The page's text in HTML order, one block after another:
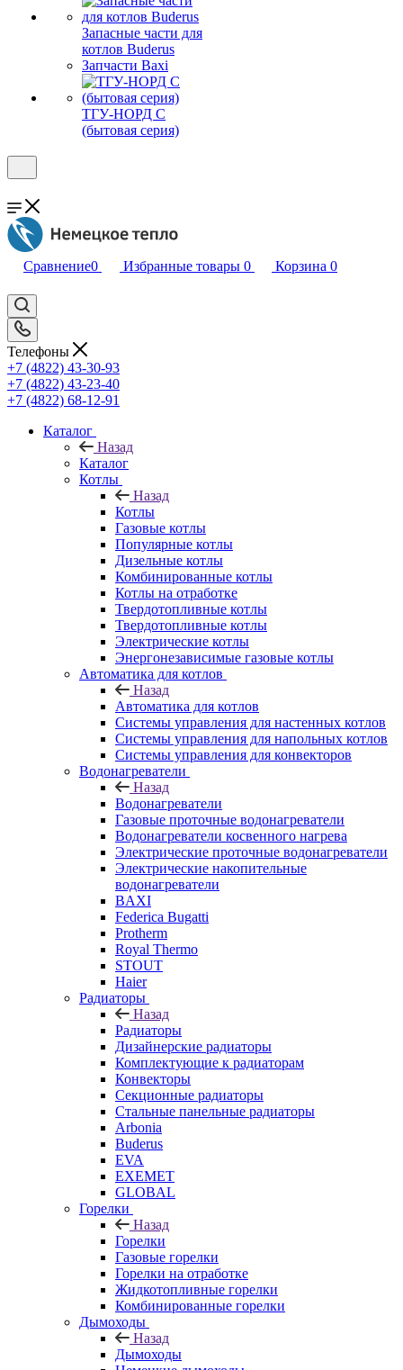
Запасные части для
котлов Buderus
Запчасти Baxi
ТГУ-НОРД С
(бытовая серия)
Сравнение0 Избранные товары 0 Корзина 0
Телефоны
+7 (4822) 43-30-93
+7 (4822) 43-23-40
+7 (4822) 68-12-91
Каталог
Назад
Каталог
Котлы
Назад
Котлы
Газовые котлы
Популярные котлы
Дизельные котлы
Комбинированные котлы
Котлы на отработке
Твердотопливные котлы
Твердотопливные котлы
Электрические котлы
Энергонезависимые газовые котлы
Автоматика для котлов
Назад
Автоматика для котлов
Системы управления для настенных котлов
Системы управления для напольных котлов
Системы управления для конвекторов
Водонагреватели
Назад
Водонагреватели
Газовые проточные водонагреватели
Водонагреватели косвенного нагрева
Электрические проточные водонагреватели
Электрические накопительные
водонагреватели
BAXI
Federica Bugatti
Protherm
Royal Thermo
STOUT
Haier
Радиаторы
Назад
Радиаторы
Дизайнерские радиаторы
Комплектующие к радиаторам
Конвекторы
Секционные радиаторы
Стальные панельные радиаторы
Arbonia
Buderus
EVA
EXEMET
GLOBAL
Горелки
Назад
Горелки
Газовые горелки
Горелки на отработке
Жидкотопливные горелки
Комбинированные горелки
Дымоходы
Назад
Дымоходы